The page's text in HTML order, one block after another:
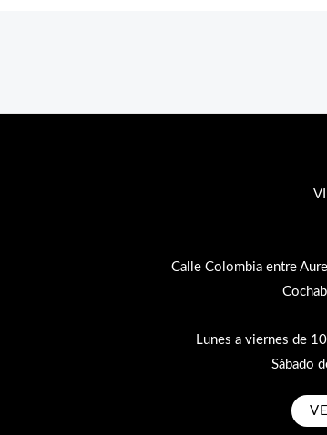
Calle Colombia entre
Lunes a viernes de
Sábado